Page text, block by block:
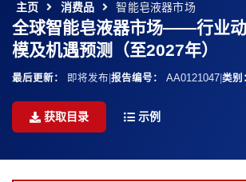
主页 消费品 智能皂液器市场
全球智能皂液器市场——行业
模及机遇预测（至2027年）
最后更新： 即将发布 报告编号： AA0121047 类别
获取目录 示例